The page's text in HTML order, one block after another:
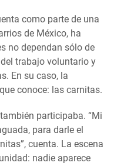
como parte de una
de México, ha
no dependan sólo de
trabajo voluntario y
En su caso, la
conoce: las carnitas.
participaba. “Mi
para darle el
cuenta. La escena
nadie aparece